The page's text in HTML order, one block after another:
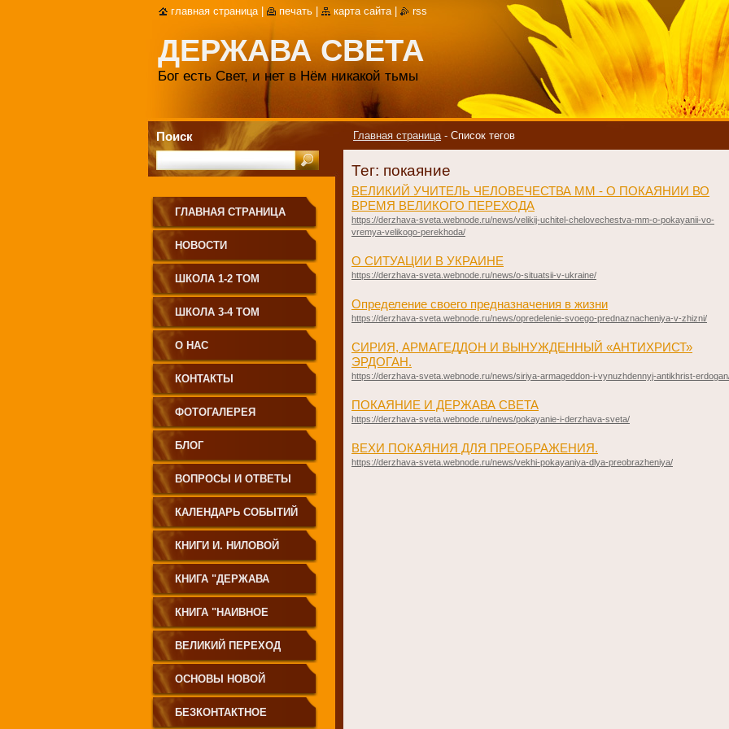
ДЕРЖАВА СВЕТА
Бог есть Свет, и нет в Нём никакой тьмы
Главная страница - Список тегов
Тег: покаяние
ВЕЛИКИЙ УЧИТЕЛЬ ЧЕЛОВЕЧЕСТВА ММ - О ПОКАЯНИИ ВО
ВРЕМЯ ВЕЛИКОГО ПЕРЕХОДА
https://derzhava-sveta.webnode.ru/news/velikij-uchitel-chelovechestva-mm-o-pokayanii-vo-
vremya-velikogo-perekhoda/
О СИТУАЦИИ В УКРАИНЕ
https://derzhava-sveta.webnode.ru/news/o-situatsii-v-ukraine/
Определение своего предназначения в жизни
https://derzhava-sveta.webnode.ru/news/opredelenie-svoego-prednaznacheniya-v-zhizni/
СИРИЯ, АРМАГЕДДОН И ВЫНУЖДЕННЫЙ «АНТИХРИСТ»
ЭРДОГАН.
https://derzhava-sveta.webnode.ru/news/siriya-armageddon-i-vynuzhdennyj-antikhrist-
ПОКАЯНИЕ И ДЕРЖАВА СВЕТА
https://derzhava-sveta.webnode.ru/news/pokayanie-i-derzhava-sveta/
ВЕХИ ПОКАЯНИЯ ДЛЯ ПРЕОБРАЖЕНИЯ.
https://derzhava-sveta.webnode.ru/news/vekhi-pokayaniya-dlya-preobrazheniya/
ГЛАВНАЯ СТРАНИЦА
НОВОСТИ
ШКОЛА 1-2 ТОМ
ШКОЛА 3-4 ТОМ
О НАС
КОНТАКТЫ
ФОТОГАЛЕРЕЯ
БЛОГ
ВОПРОСЫ И ОТВЕТЫ
КАЛЕНДАРЬ СОБЫТИЙ
КНИГИ И. НИЛОВОЙ
КНИГА "ДЕРЖАВА
СВЕТА
КНИГА "НАИВНОЕ
СВЕТОПРЕСТАВЛЕНИЕ"
ВЕЛИКИЙ ПЕРЕХОД
ОСНОВЫ НОВОЙ
ЦИВИЛИЗАЦИИ
БЕЗКОНТАКТНОЕ
Поиск
главная страница печать карта сайта rss